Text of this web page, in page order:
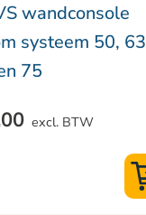
wandconsole
systeem 50, 63
75
excl. BTW